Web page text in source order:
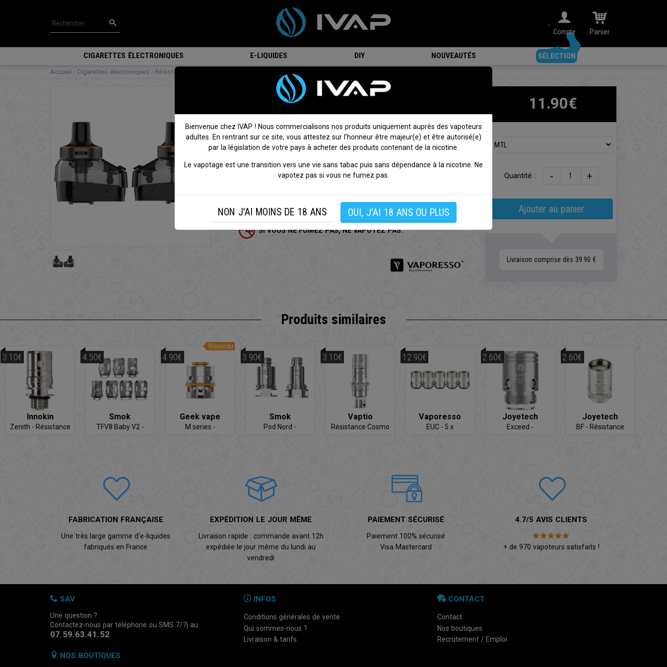
Panier
Compte
CIGARETTES ÉLECTRONIQUES E-LIQUIDES DIY NOUVEAUTÉS SÉLECTION
Accueil Cigarettes électroniques Résistances 2 x Cartouches Armour G Series - Vaporesso
2 x Cartouches Armour G Series -
Vaporesso
On attend votre avis ! Donnez votre avis
Vaporesso.
Contenance :4-6 ml
SI VOUS NE FUMEZ PAS, NE VAPOTEZ PAS.
11.90€
Quantité : - +
Ajouter au panier
Livraison comprise dès 39.90 €
Produits similaires
Innokin
Zenith - Résistance
3.10€
Smok
TFV8 Baby V2 -
4.50€
Nouveau
Geek vape
M series -
4.90€
Smok
Pod Nord -
3.90€
Vaptio
Résistance Cosmo
3.10€
Vaporesso
EUC - 5 x
12.90€
Joyetech
Exceed -
2.60€
Joyetech
BF - Résistance
2.60€
FABRICATION FRANÇAISE
Une très large gamme d'e-liquides
fabriqués en France
EXPÉDITION LE JOUR MÊME
Livraison rapide : commande avant 12h
expédiée le jour même du lundi au
vendredi
PAIEMENT SÉCURISÉ
Paiement 100% sécurisé
Visa Mastercard
4.7/5 AVIS CLIENTS
+ de 970 vapoteurs satisfaits !
SAV
Une question ?
Contactez-nous par téléphone ou SMS 7/7j au
07.59.63.41.52
INFOS
Conditions générales de vente
Qui sommes-nous ?
Livraison & tarifs
CONTACT
Contact
Nos boutiques
Recrutement / Emploi
NOS BOUTIQUES
Bienvenue chez IVAP ! Nous commercialisons nos produits uniquement auprès des vapoteurs
adultes. En rentrant sur ce site, vous attestez sur l’honneur être majeur(e) et être autorisé(e)
par la législation de votre pays à acheter des produits contenant de la nicotine.
Le vapotage est une transition vers une vie sans tabac puis sans dépendance à la nicotine. Ne
vapotez pas si vous ne fumez pas.
NON J'AI MOINS DE 18 ANS OUI, J'AI 18 ANS OU PLUS